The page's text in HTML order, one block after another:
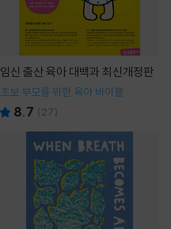
임신 출산 육아 대백과 최신개정판
초보 부모를 위한 육아 바이블
8.7 ( 27)